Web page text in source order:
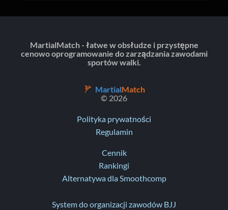
MartialMatch - łatwe w obsłudze i przystępne
cenowo oprogramowanie do zarządzania zawodami
sportów walki.
MartialMatch
© 2026
Polityka prywatności
Regulamin
Cennik
Rankingi
Alternatywa dla Smoothcomp
System do organizacji zawodów BJJ